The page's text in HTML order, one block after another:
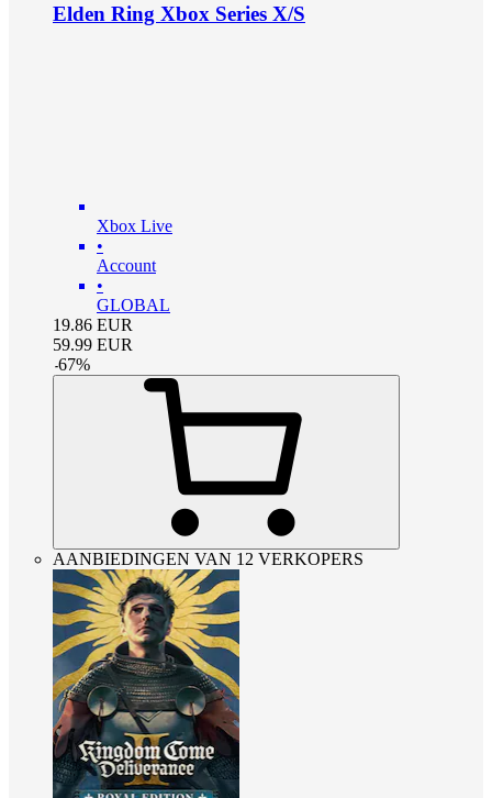
Elden Ring Xbox Series X/S
Xbox Live
•
Account
•
GLOBAL
19.86 EUR
59.99 EUR
-67%
AANBIEDINGEN VAN 12 VERKOPERS